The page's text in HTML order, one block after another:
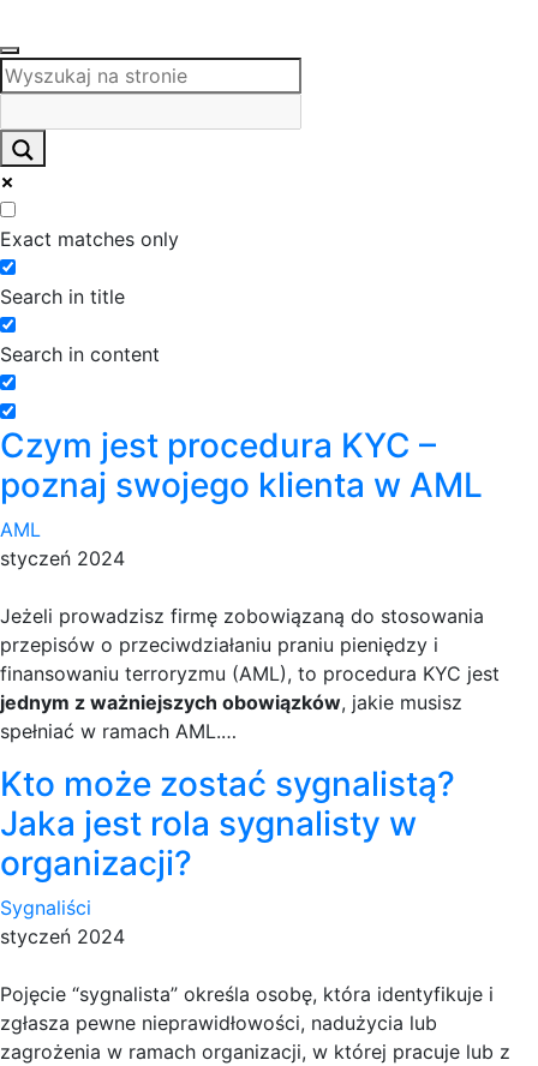
Exact matches only
Search in title
Search in content
Czym jest procedura KYC –
poznaj swojego klienta w AML
AML
styczeń 2024
Jeżeli prowadzisz firmę zobowiązaną do stosowania
przepisów o przeciwdziałaniu praniu pieniędzy i
finansowaniu terroryzmu (AML), to procedura KYC jest
jednym z ważniejszych obowiązków, jakie musisz
spełniać w ramach AML.…
Kto może zostać sygnalistą?
Jaka jest rola sygnalisty w
organizacji?
Sygnaliści
styczeń 2024
Pojęcie “sygnalista” określa osobę, która identyfikuje i
zgłasza pewne nieprawidłowości, nadużycia lub
zagrożenia w ramach organizacji, w której pracuje lub z